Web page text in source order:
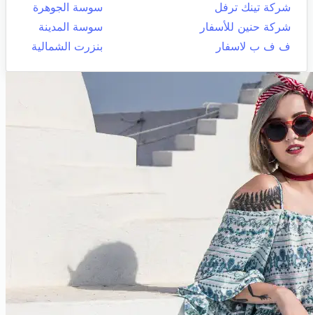
شركة تينك ترفل
سوسة الجوهرة
شركة حنين للأسفار
سوسة المدينة
ف ف ب لاسفار
بنزرت الشمالية